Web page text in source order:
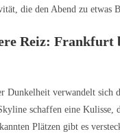
die den Abend zu etwas
Reiz: Frankfurt
Dunkelheit verwandelt sich
schaffen eine Kulisse,
Plätzen gibt es